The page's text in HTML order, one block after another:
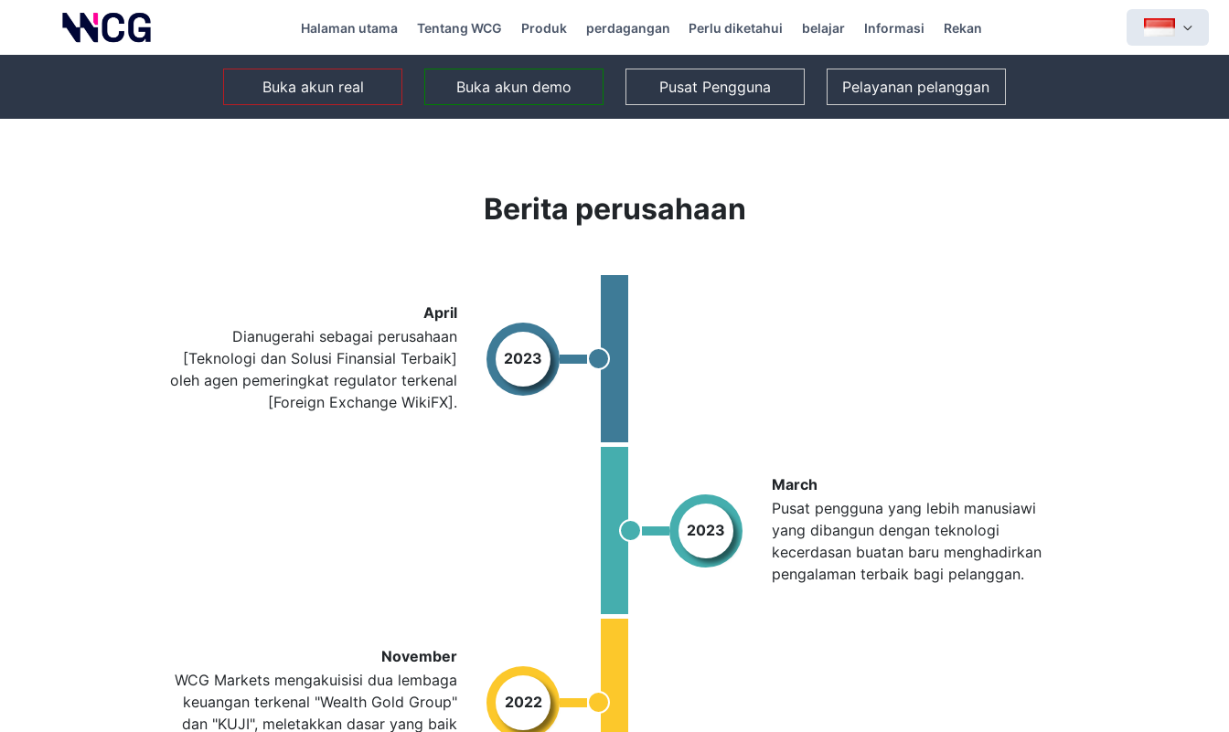
Halaman utama Tentang WCG Produk perdagangan Perlu diketahui belajar Informasi Rekan
Buka akun real Buka akun demo Pusat Pengguna Pelayanan pelanggan
Berita perusahaan
2023
April
Dianugerahi sebagai perusahaan
[Teknologi dan Solusi Finansial Terbaik]
oleh agen pemeringkat regulator terkenal
[Foreign Exchange WikiFX].
2023
March
Pusat pengguna yang lebih manusiawi
yang dibangun dengan teknologi
kecerdasan buatan baru menghadirkan
pengalaman terbaik bagi pelanggan.
2022
November
WCG Markets mengakuisisi dua lembaga
keuangan terkenal "Wealth Gold Group"
dan "KUJI", meletakkan dasar yang baik